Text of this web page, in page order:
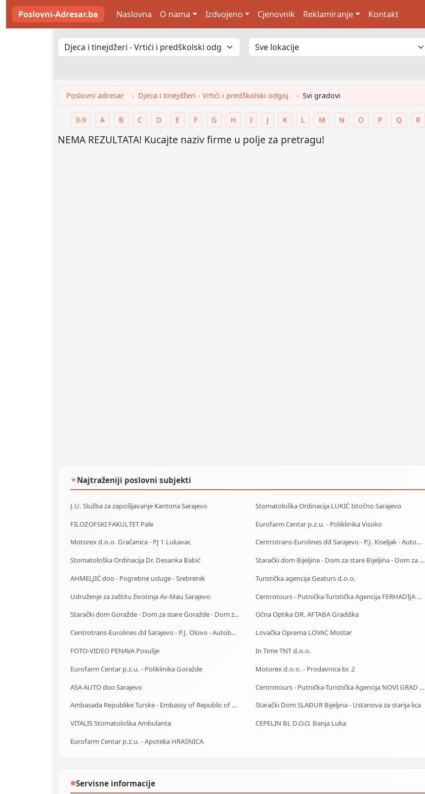
Poslovni-Adresar.ba Naslovna O nama Izdvojeno Cjenovnik Reklamiranje Kontakt
Poslovni adresar Djeca i tinejdžeri - Vrtići i predškolski odgoj Svi gradovi
0-9 A B C D E F G H I J K L M N O P Q R
NEMA REZULTATA! Kucajte naziv firme u polje za pretragu!
★Najtraženiji poslovni subjekti
J.U. Služba za zapošljavanje Kantona Sarajevo Stomatološka Ordinacija LUKIĆ Istočno Sarajevo
FILOZOFSKI FAKULTET Pale
Eurofarm Centar p.z.u. - Poliklinika Visoko
Motorex d.o.o. Gračanica - PJ 1 Lukavac
Centrotrans-Eurolines dd Sarajevo - P.J. Kiseljak - Autobuska stanica
Stomatološka Ordinacija Dr. Desanka Babić
Starački dom Bijeljina - Dom za stare Bijeljina - Dom za stara lica Bijeljina
AHMELJIĆ doo - Pogrebne usluge - Srebrenik
Turistička agencija Geaturs d.o.o.
Udruženje za zaštitu životinja Av-Mau Sarajevo
Centrotours - Putnička-Turistička Agencija FERHADIJA Sarajevo
Starački dom Goražde - Dom za stare Goražde - Dom za stara lica Goražde
Očna Optika DR. AFTABA Gradiška
Centrotrans-Eurolines dd Sarajevo - P.J. Olovo - Autobuska stanica
Lovačka Oprema LOVAC Mostar
FOTO-VIDEO PENAVA Posušje
In Time TNT d.o.o.
Eurofarm Centar p.z.u. - Poliklinika Goražde
Motorex d.o.o. - Prodavnica br. 2
ASA AUTO doo Sarajevo
Centrotours - Putnička-Turistička Agencija NOVI GRAD Sarajevo
Ambasada Republike Turske - Embassy of Republic of Turkey
Starački Dom SLAĐUR Bijeljina - Ustanova za starija lica
VITALIS Stomatološka Ambulanta
CEPELIN BL D.O.O. Banja Luka
Eurofarm Centar p.z.u. - Apoteka HRASNICA
●Servisne informacije